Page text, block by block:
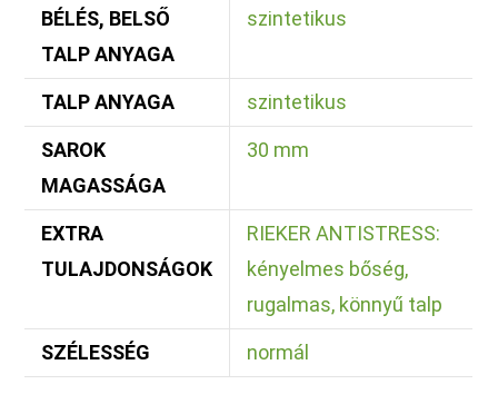
BÉLÉS, BELSŐ
TALP ANYAGA
szintetikus
TALP ANYAGA szintetikus
SAROK
MAGASSÁGA
30 mm
EXTRA
TULAJDONSÁGOK
RIEKER ANTISTRESS:
kényelmes bőség,
rugalmas, könnyű talp
SZÉLESSÉG normál